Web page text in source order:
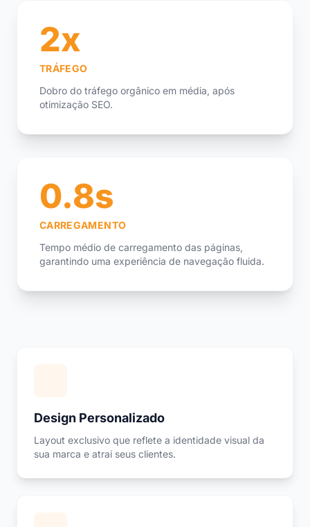
2x
TRÁFEGO
Dobro do tráfego orgânico em média, após
otimização SEO.
0.8s
CARREGAMENTO
Tempo médio de carregamento das páginas,
garantindo uma experiência de navegação fluida.
Design Personalizado
Layout exclusivo que reflete a identidade visual da
sua marca e atrai seus clientes.